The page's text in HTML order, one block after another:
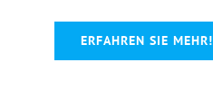
ERFAHREN SIE MEHR!